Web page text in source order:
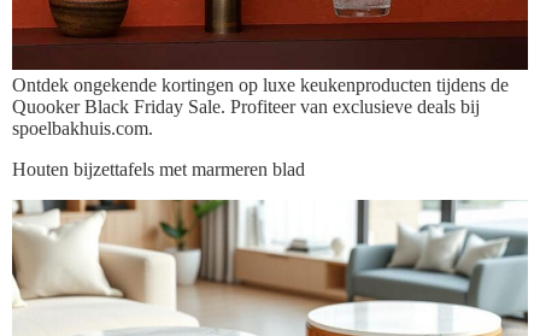
Ontdek ongekende kortingen op luxe keukenproducten tijdens de
Quooker Black Friday Sale. Profiteer van exclusieve deals bij
spoelbakhuis.com.
Houten bijzettafels met marmeren blad